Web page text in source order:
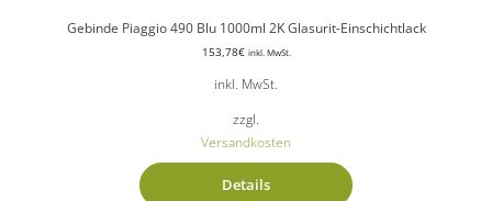
Gebinde Piaggio 490 Blu 1000ml 2K Glasurit-Einschichtlack
153,78€ inkl. MwSt.
inkl. MwSt.
zzgl.
Versandkosten
Details